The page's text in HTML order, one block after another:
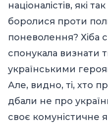
націоналістів, які
боролися проти
поневолення? Хіба
спонукала визнати
українськими
Але, видно, ті, хто
дбали не про
своє комуністичне